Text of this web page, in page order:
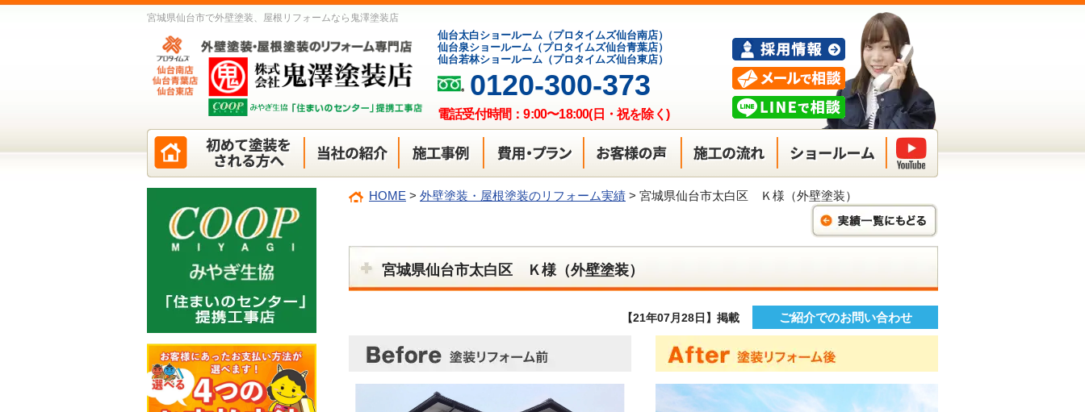
宮城県仙台市で外壁塗装、屋根リフォームなら鬼澤塗装店
仙台太白ショールーム（プロタイムズ仙台南店）
仙台泉ショールーム（プロタイムズ仙台青葉店）
仙台若林ショールーム（プロタイムズ仙台東店）
0120-300-373
電話受付時間：9:00〜18:00(日・祝を除く)
HOME > 外壁塗装・屋根塗装のリフォーム実績 > 宮城県仙台市太白区 Ｋ様（外壁塗装）
宮城県仙台市太白区 Ｋ様（外壁塗装）
【21年07月28日】掲載 ご紹介でのお問い合わせ